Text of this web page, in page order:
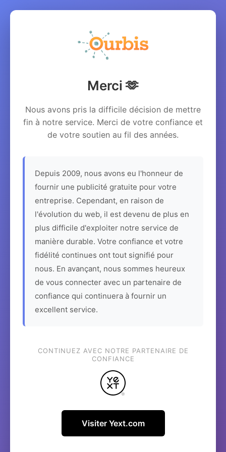
Merci 🫶
Nous avons pris la difficile décision de mettre
fin à notre service. Merci de votre confiance et
de votre soutien au fil des années.
Depuis 2009, nous avons eu l'honneur de
fournir une publicité gratuite pour votre
entreprise. Cependant, en raison de
l'évolution du web, il est devenu de plus en
plus difficile d'exploiter notre service de
manière durable. Votre confiance et votre
fidélité continues ont tout signifié pour
nous. En avançant, nous sommes heureux
de vous connecter avec un partenaire de
confiance qui continuera à fournir un
excellent service.
CONTINUEZ AVEC NOTRE PARTENAIRE DE
CONFIANCE
Visiter Yext.com